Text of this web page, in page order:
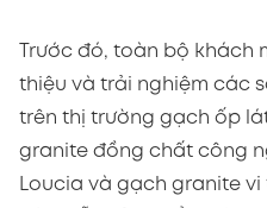
Trước đó, toàn bộ khách
thiệu và trải nghiệm các
trên thị trường gạch ốp
granite đồng chất công
Loucia và gạch granite vi